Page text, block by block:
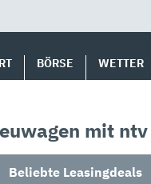
BÖRSE WETTER
mit
Beliebte Leasingdeals